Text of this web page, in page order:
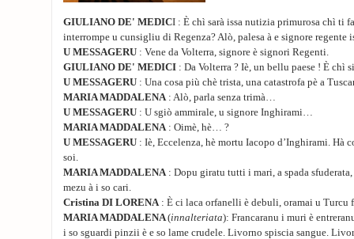
GIULIANO DE' MEDICI : È chì sarà issa nutizia primurosa chì ti
interrompe u cunsigliu di Regenza? Alò, palesa à e signore regente
U MESSAGERU : Vene da Volterra, signore è signori Regenti.
GIULIANO DE' MEDICI : Da Volterra ? Iè, un bellu paese ! È chì
U MESSAGERU : Una cosa più chè trista, una catastrofa pè a
MARIA MADDALENA : Alò, parla senza trimà…
U MESSAGERU : U sgiò ammirale, u signore Inghirami…
MARIA MADDALENA : Oimè, hè… ?
U MESSAGERU : Iè, Eccelenza, hè mortu Iacopo d’Inghirami. Hà
soi.
MARIA MADDALENA : Dopu giratu tutti i mari, a spada
mezu à i so cari.
Cristina DI LORENA : È ci laca orfanelli è debuli, oramai u Turcu
MARIA MADDALENA(innalteriata): Francaranu i muri è
i so sguardi pinzii è e so lame crudele. Livorno spiscia sangue.